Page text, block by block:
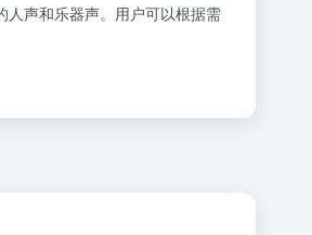
人声和乐器声。用户可以根据需